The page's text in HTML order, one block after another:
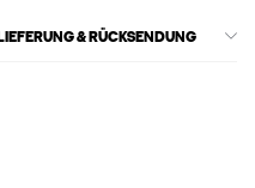
LIEFERUNG & RÜCKSENDUNG